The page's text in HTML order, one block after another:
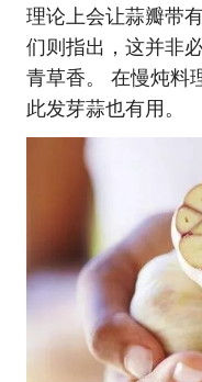
理论上会让蒜瓣带
们则指出，这并非
青草香。 在慢炖料
此发芽蒜也有用。